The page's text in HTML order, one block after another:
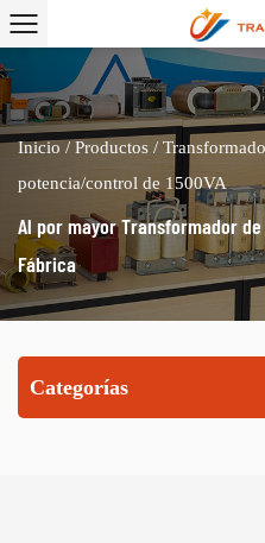
Inicio / Productos /
potencia/control de 1500VA
Al por mayor Transformador
Fábrica
Categorías